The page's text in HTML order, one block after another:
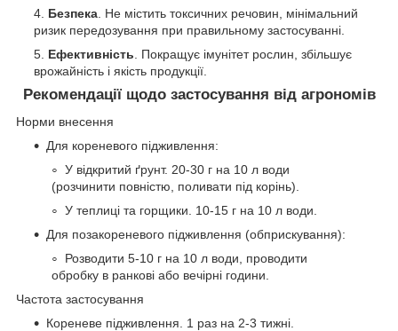
Безпека . Не містить токсичних речовин, мінімальний
ризик передозування при правильному застосуванні.
Ефективність . Покращує імунітет рослин, збільшує
врожайність і якість продукції.
Рекомендації щодо застосування від агрономів
Норми внесення
Для кореневого підживлення:
У відкритий ґрунт. 20-30 г на 10 л води
(розчинити повністю, поливати під корінь).
У теплиці та горщики. 10-15 г на 10 л води.
Для позакореневого підживлення (обприскування):
Розводити 5-10 г на 10 л води, проводити
обробку в ранкові або вечірні години.
Частота застосування
Кореневе підживлення. 1 раз на 2-3 тижні.